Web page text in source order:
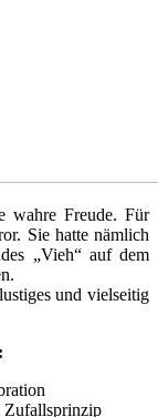
wahre Freude. Für
Sie hatte nämlich
„Vieh“ auf dem
und vielseitig
Zufallsprinzip